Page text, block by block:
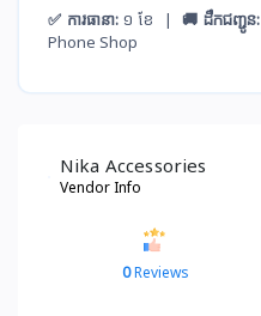
✅ ការធានា: ១ ខែ | 🚚 ដឹកជញ្ជូន:
Phone Shop
Nika Accessories
Vendor Info
0Reviews